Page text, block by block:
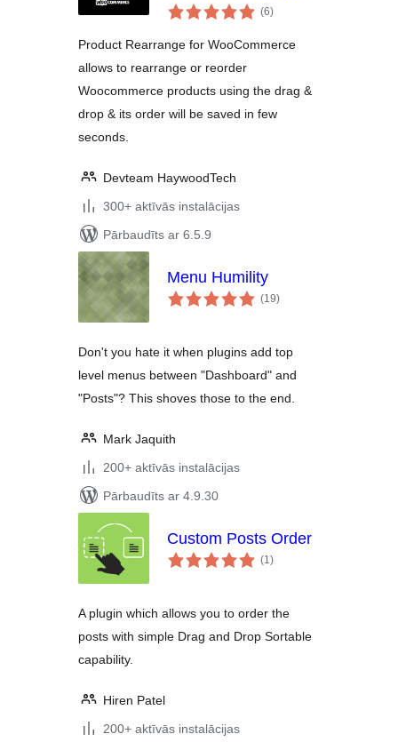
(6vērtējumu
kopsumma
)
Product Rearrange for WooCommerce
allows to rearrange or reorder
Woocommerce products using the drag &
drop & its order will be saved in few
seconds.
Devteam HaywoodTech
300+ aktīvās instalācijas
Pārbaudīts ar 6.5.9
Menu Humility
(19vērtējumu
kopsumma
)
Don't you hate it when plugins add top
level menus between "Dashboard" and
"Posts"? This shoves those to the end.
Mark Jaquith
200+ aktīvās instalācijas
Pārbaudīts ar 4.9.30
Custom Posts Order
(1vērtējumu
kopsumma
)
A plugin which allows you to order the
posts with simple Drag and Drop Sortable
capability.
Hiren Patel
200+ aktīvās instalācijas